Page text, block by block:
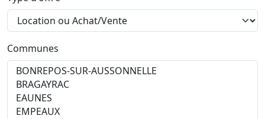
Communes